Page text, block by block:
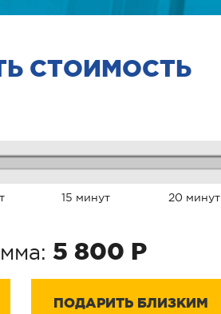
СТОИМОСТЬ
15 минут 20 минут
5 800 P
ПОДАРИТЬ БЛИЗКИМ